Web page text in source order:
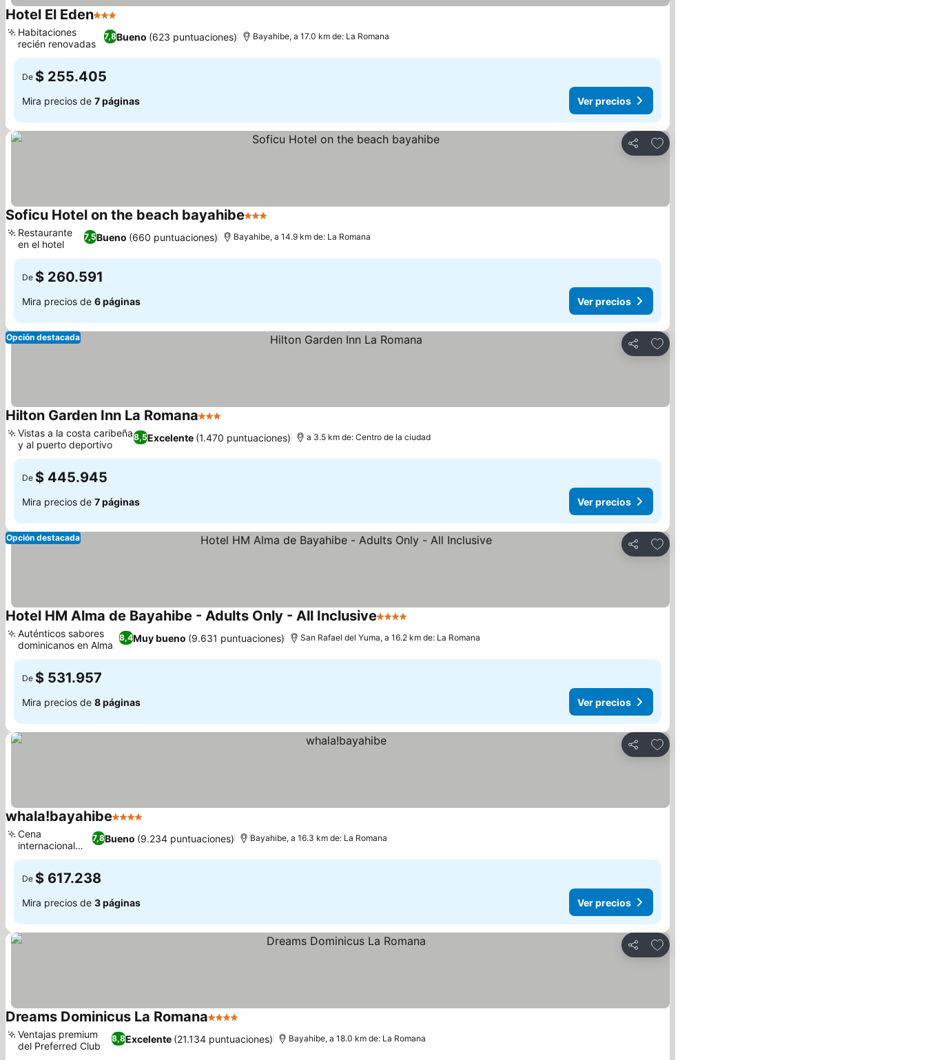
Hotel El Eden3 Estrellas
7,8Bueno (623 puntuaciones)
Habitaciones
recién renovadas
Bayahibe, a 17.0 km de: La Romana
De $ 255.405
Mira precios de 7 páginas Ver precios
Compartir
Agregar a favoritos
Soficu Hotel on the beach bayahibe3 Estrellas
7,5Bueno (660 puntuaciones)
Restaurante
en el hotel
Bayahibe, a 14.9 km de: La Romana
De $ 260.591
Mira precios de 6 páginas Ver precios
Compartir
Agregar a favoritos
Opción destacada
Hilton Garden Inn La Romana3 Estrellas
8,5Excelente (1.470 puntuaciones)
Vistas a la costa caribeña
y al puerto deportivo
a 3.5 km de: Centro de la ciudad
De $ 445.945
Mira precios de 7 páginas Ver precios
Compartir
Agregar a favoritos
Opción destacada
Hotel HM Alma de Bayahibe - Adults Only - All Inclusive4 Estrellas
8,4Muy bueno (9.631 puntuaciones)
Auténticos sabores
dominicanos en Alma
San Rafael del Yuma, a 16.2 km de: La Romana
De $ 531.957
Mira precios de 8 páginas Ver precios
Compartir
Agregar a favoritos
whala!bayahibe4 Estrellas
7,8Bueno (9.234 puntuaciones)
Cena
internacional
variada
Bayahibe, a 16.3 km de: La Romana
De $ 617.238
Mira precios de 3 páginas Ver precios
Compartir
Agregar a favoritos
Dreams Dominicus La Romana4 Estrellas
8,8Excelente (21.134 puntuaciones)
Ventajas premium
del Preferred Club
Bayahibe, a 18.0 km de: La Romana